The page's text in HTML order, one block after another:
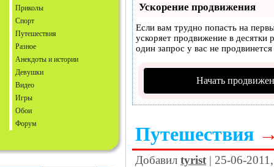
Приколы
Спорт
Путешествия
Разное
Анекдоты и истории
Девушки
Видео
Игры
Обои
Форум
Ускорение продвижения
Если вам трудно попасть на
ускоряет продвижение в десятки
один запрос у вас не
Начать
Путешествия
Добавил tyrist | 25-06-